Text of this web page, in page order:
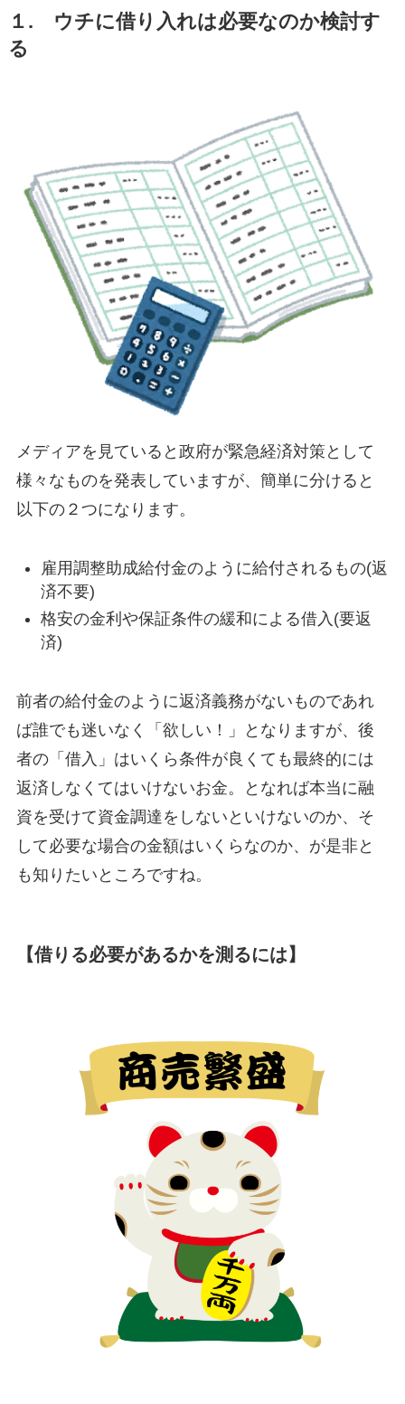
１. ウチに借り入れは必要なのか検討す
る
メディアを見ていると政府が緊急経済対策として
様々なものを発表していますが、簡単に分けると
以下の２つになります。
雇用調整助成給付金のように給付されるもの(返
済不要)
格安の金利や保証条件の緩和による借入(要返
済)
前者の給付金のように返済義務がないものであれ
ば誰でも迷いなく「欲しい！」となりますが、後
者の「借入」はいくら条件が良くても最終的には
返済しなくてはいけないお金。となれば本当に融
資を受けて資金調達をしないといけないのか、そ
して必要な場合の金額はいくらなのか、が是非と
も知りたいところですね。
【借りる必要があるかを測るには】